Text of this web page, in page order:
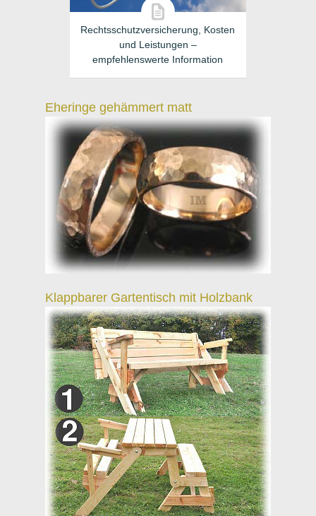
Rechtsschutzversicherung, Kosten
und Leistungen –
empfehlenswerte Information
Eheringe gehämmert matt
Klappbarer Gartentisch mit Holzbank